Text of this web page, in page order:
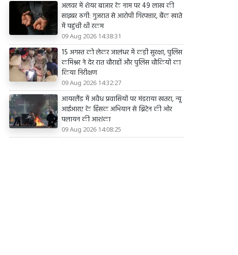
अलवर में शेयर बाजार के नाम पर 49 लाख की
साइबर ठगी: गुजरात से आरोपी गिरफ्तार, बैंक खाते
में पहुंची थी रकम
09 Aug 2026 14:38:31
15 अगस्त को लेकर जालंधर में कड़ी सुरक्षा, पुलिस
कमिश्नर ने देर रात चौराहों और पुलिस चौकियों का
किया निरीक्षण
09 Aug 2026 14:32:27
आयरलैंड में अवैध प्रवासियों पर मंडराया खतरा, न्यू
आईआरए के हिंसक अभियान से ब्रिटेन की ओर
पलायन की आशंका
09 Aug 2026 14:08:25